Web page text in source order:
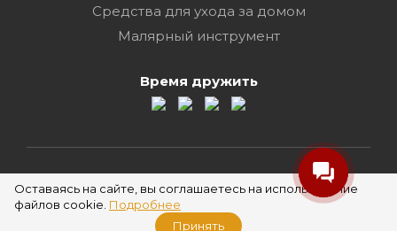
Средства для ухода за домом
Малярный инструмент
Время дружить
2026 ©
Оставаясь на сайте, вы соглашаетесь на использование
файлов cookie. Подробнее
Принять